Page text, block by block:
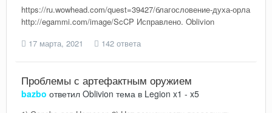
https://ru.wowhead.com/quest=39427/благословение-духа-орла
http://egammi.com/image/ScCP Исправлено. Oblivion
17 марта, 2021
142 ответа
Проблемы с артефактным оружием
bazbo ответил Oblivion тема в Legion x1 - x5